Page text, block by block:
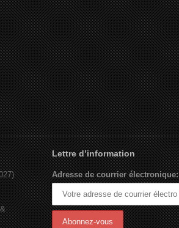
Lettre d’information
Adresse de courrier électronique: